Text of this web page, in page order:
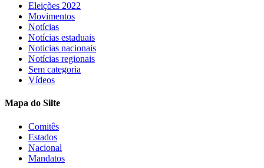
Eleições 2022
Movimentos
Notícias
Notícias estaduais
Noticias nacionais
Notícias regionais
Sem categoria
Vídeos
Mapa do Silte
Comitês
Estados
Nacional
Mandatos